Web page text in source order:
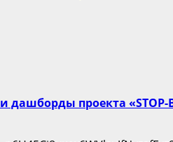
проекта